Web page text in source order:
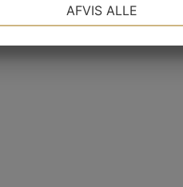
AFVIS ALLE